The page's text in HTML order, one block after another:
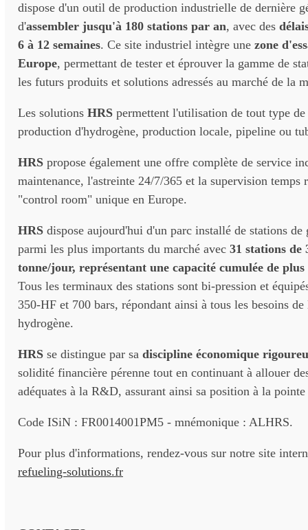
dispose d'un outil de production industrielle de dernière
d'assembler jusqu'à 180 stations par an, avec des
6 à 12 semaines. Ce site industriel intègre une zone
Europe, permettant de tester et éprouver la gamme de
les futurs produits et solutions adressés au marché de la
Les solutions HRS permettent l'utilisation de tout type de
production d'hydrogène, production locale, pipeline ou
HRS propose également une offre complète de service
maintenance, l'astreinte 24/7/365 et la supervision temps
"control room" unique en Europe.
HRS dispose aujourd'hui d'un parc installé de stations de
parmi les plus importants du marché avec 31 stations de
tonne/jour, représentant une capacité cumulée de
Tous les terminaux des stations sont bi-pression et
350-HF et 700 bars, répondant ainsi à tous les besoins
hydrogène.
HRS se distingue par sa discipline économique
solidité financière pérenne tout en continuant à allouer
adéquates à la R&D, assurant ainsi sa position à la
Code ISiN : FR0014001PM5 - mnémonique : ALHRS.
Pour plus d'informations, rendez-vous sur notre site
refueling-solutions.fr